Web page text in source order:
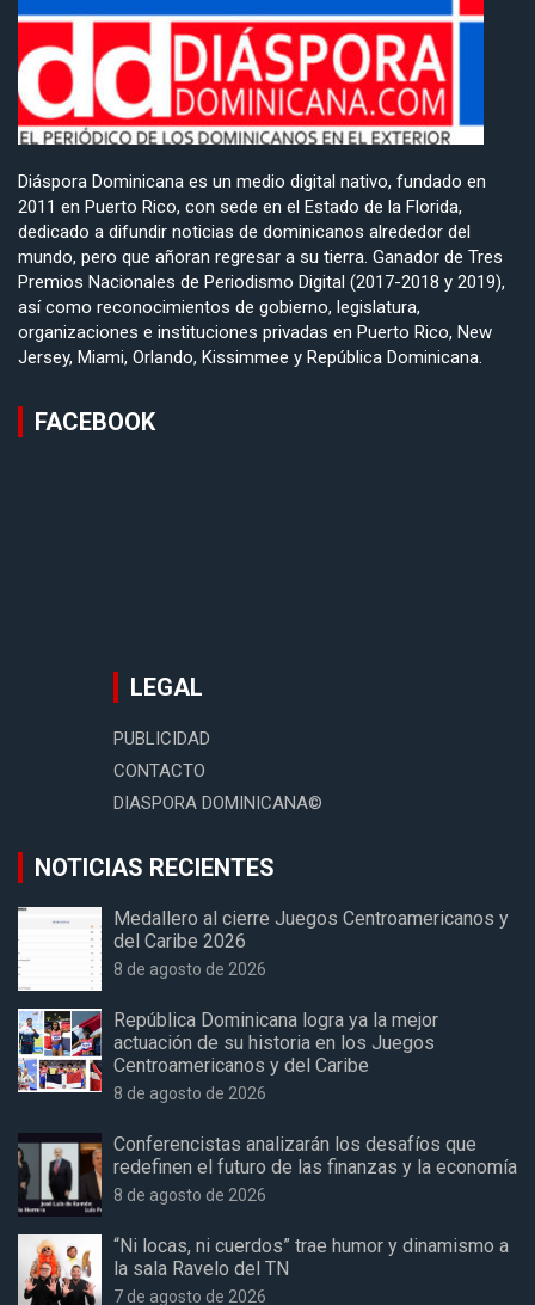
Diáspora Dominicana es un medio digital nativo, fundado en
2011 en Puerto Rico, con sede en el Estado de la Florida,
dedicado a difundir noticias de dominicanos alrededor del
mundo, pero que añoran regresar a su tierra. Ganador de Tres
Premios Nacionales de Periodismo Digital (2017-2018 y 2019),
así como reconocimientos de gobierno, legislatura,
organizaciones e instituciones privadas en Puerto Rico, New
Jersey, Miami, Orlando, Kissimmee y República Dominicana.
FACEBOOK
LEGAL
PUBLICIDAD
CONTACTO
DIASPORA DOMINICANA©
NOTICIAS RECIENTES
Medallero al cierre Juegos Centroamericanos y
del Caribe 2026
8 de agosto de 2026
República Dominicana logra ya la mejor
actuación de su historia en los Juegos
Centroamericanos y del Caribe
8 de agosto de 2026
Conferencistas analizarán los desafíos que
redefinen el futuro de las finanzas y la economía
8 de agosto de 2026
“Ni locas, ni cuerdos” trae humor y dinamismo a
la sala Ravelo del TN
7 de agosto de 2026